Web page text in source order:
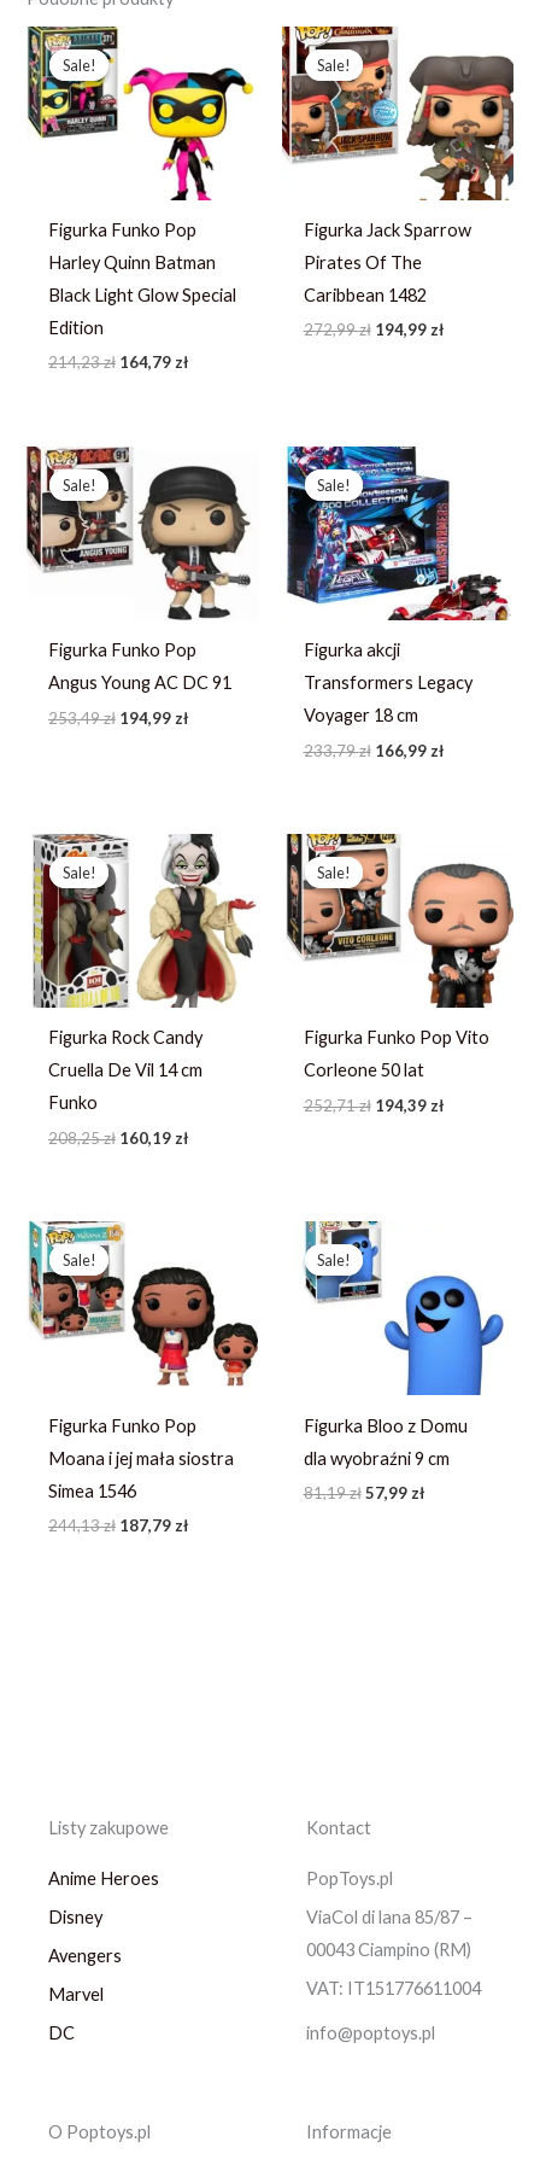
Sale!
Sale!
Figurka Funko Pop
Harley Quinn Batman
Black Light Glow Special
Edition
214,23zł
Pierwotna
wynosiła:
214,23 zł.
164,79zł
wynosi:
164,79 zł.
Sale!
Sale!
Figurka Jack Sparrow
Pirates Of The
Caribbean 1482
272,99zł
Pierwotna
cena
wynosiła:
272,99 zł.
194,99zł
cena
wynosi:
194,99 zł.
Sale!
Sale!
Figurka Funko Pop
Angus Young AC DC 91
253,49zł
Pierwotna
cena
wynosiła:
253,49 zł.
194,99 zł
cena
wynosi:
194,99 zł.
Sale!
Sale!
Figurka akcji
Transformers Legacy
Voyager 18 cm
233,79zł
Pierwotna
cena
wynosiła:
233,79 zł.
166,99 zł
cena
wynosi:
166,99 zł.
Sale!
Sale!
Figurka Rock Candy
Cruella De Vil 14 cm
Funko
208,25zł
Pierwotna
cena
wynosiła:
208,25 zł.
160,19 zł
Aktualna
cena
wynosi:
160,19 zł.
Sale!
Sale!
Figurka Funko Pop Vito
Corleone 50 lat
252,71zł
Pierwotna
cena
wynosiła:
252,71 zł.
194,39 zł
cena
wynosi:
194,39 zł.
Sale!
Sale!
Figurka Funko Pop
Moana i jej mała siostra
Simea 1546
244,13zł
Pierwotna
cena
wynosiła:
244,13 zł.
187,79 zł
wynosi:
187,79 zł.
Sale!
Sale!
Figurka Bloo z Domu
dla wyobraźni 9 cm
81,19zł
Pierwotna
cena
wynosiła:
81,19 zł.
57,99 zł
wynosi:
57,99 zł.
Listy zakupowe
Anime Heroes
Disney
Avengers
Marvel
DC
Kontact
PopToys.pl
ViaCol di lana 85/87 –
00043 Ciampino (RM)
VAT: IT151776611004
info@poptoys.pl
O Poptoys.pl Informacje